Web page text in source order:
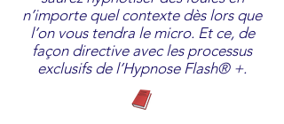
n’importe quel contexte dès lors que
l’on vous tendra le micro. Et ce, de
façon directive avec les processus
exclusifs de l’Hypnose Flash® +.